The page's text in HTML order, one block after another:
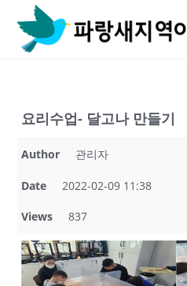
content
요리수업- 달고나 만들기
Author 관리자
Date 2022-02-09 11:38
Views 837